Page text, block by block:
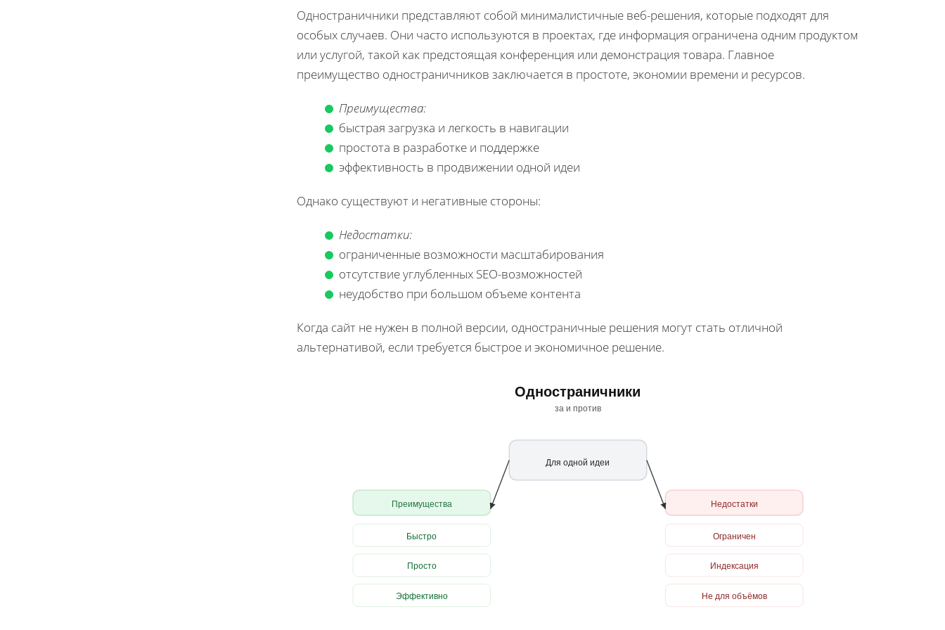
Одностраничники представляют собой минималистичные веб-решения, которые подходят для
особых случаев. Они часто используются в проектах, где информация ограничена одним продуктом
или услугой, такой как предстоящая конференция или демонстрация товара. Главное
преимущество одностраничников заключается в простоте, экономии времени и ресурсов.
Преимущества:
быстрая загрузка и легкость в навигации
простота в разработке и поддержке
эффективность в продвижении одной идеи
Однако существуют и негативные стороны:
Недостатки:
ограниченные возможности масштабирования
отсутствие углубленных SEO-возможностей
неудобство при большом объеме контента
Когда сайт не нужен в полной версии, одностраничные решения могут стать отличной
альтернативой, если требуется быстрое и экономичное решение.
Одностраничники
за и против
Для одной идеи
Преимущества
Быстро
Просто
Эффективно
Недостатки
Ограничен
Индексация
Не для объёмов